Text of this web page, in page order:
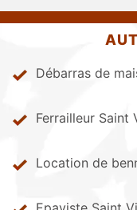
Débarras de
Ferrailleur Saint
Location de